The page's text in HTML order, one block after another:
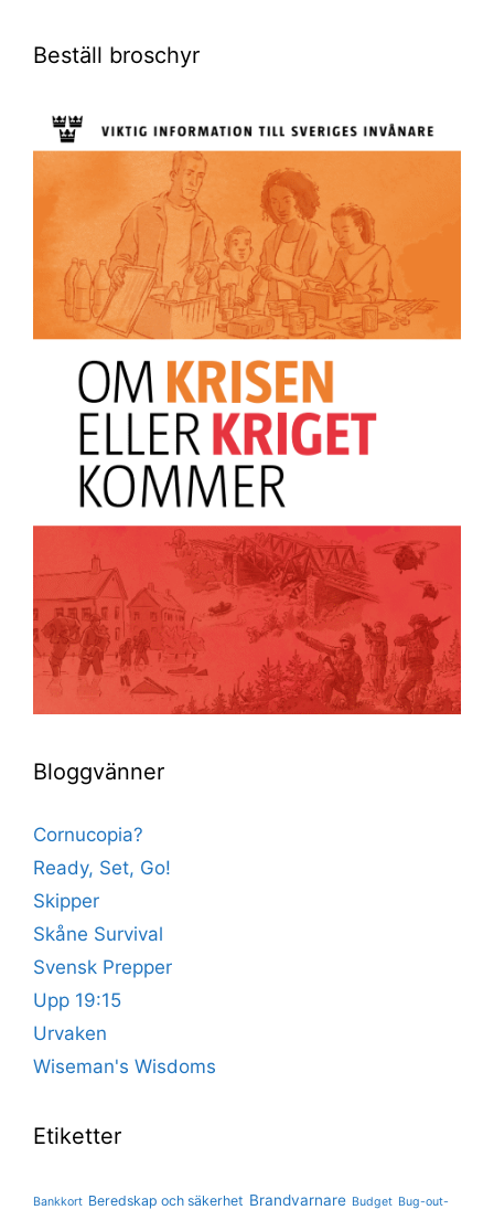
Beställ broschyr
Bloggvänner
Cornucopia?
Ready, Set, Go!
Skipper
Skåne Survival
Svensk Prepper
Upp 19:15
Urvaken
Wiseman's Wisdoms
Etiketter
Bankkort Beredskap och säkerhet Brandvarnare Budget Bug-out-